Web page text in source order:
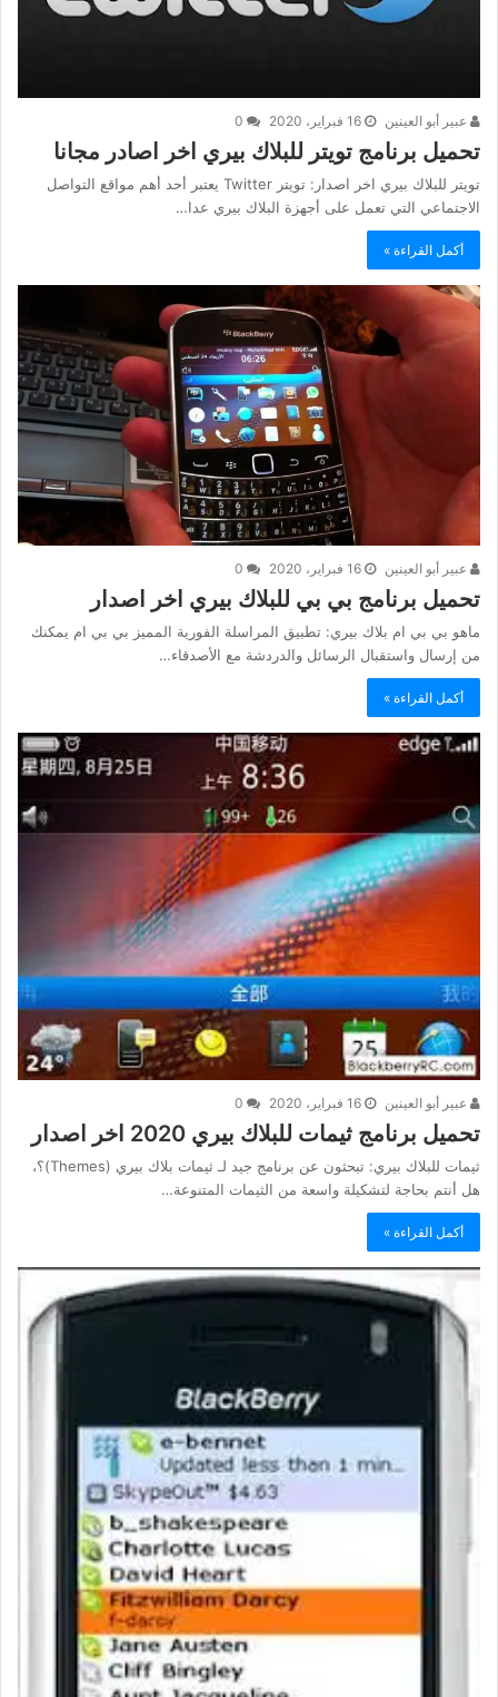
عبير أبو العينين 16 فبراير، 2020
تحميل برنامج تويتر للبلاك بيري اخر اصادر مجانا
تويتر للبلاك بيري اخر اصدار: تويتر Twitter يعتبر أحد أهم مواقع التواصل
الاجتماعي التي تعمل على أجهزة البلاك بيري عدا…
أكمل القراءة »
عبير أبو العينين 16 فبراير، 2020
تحميل برنامج بي بي للبلاك بيري اخر اصدار
ماهو بي بي ام بلاك بيري: تطبيق المراسلة الفورية المميز بي بي ام يمكنك
من إرسال واستقبال الرسائل والدردشة مع الأصدقاء…
أكمل القراءة »
عبير أبو العينين 16 فبراير، 2020
تحميل برنامج ثيمات للبلاك بيري 2020 اخر اصدار
ثيمات للبلاك بيري: تبحثون عن برنامج جيد لـ ثيمات بلاك بيري (Themes)؟،
هل أنتم بحاجة لتشكيلة واسعة من الثيمات المتنوعة…
أكمل القراءة »